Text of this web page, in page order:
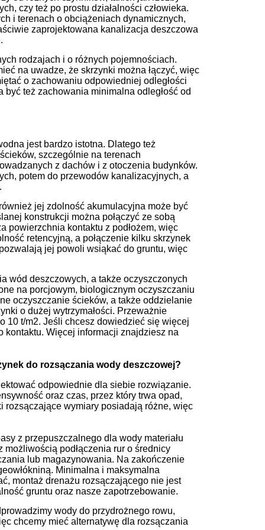
czy też po prostu działalności człowieka.
i terenach o obciążeniach dynamicznych,
zaprojektowana kanalizacja deszczowa
rodzajach i o różnych pojemnościach.
na uwadze, że skrzynki można łączyć, więc
o zachowaniu odpowiedniej odległości
też zachowania minimalna odległość od
jest bardzo istotna. Dlatego też
szczególnie na terenach
z dachów i z otoczenia budynków.
potem do przewodów kanalizacyjnych, a
jej zdolność akumulacyjna może być
konstrukcji można połączyć ze sobą
powierzchnia kontaktu z podłożem, więc
retencyjną, a połączenie kilku skrzynek
jej powoli wsiąkać do gruntu, więc
wód deszczowych, a także oczyszczonych
na porcjowym, biologicznym oczyszczaniu
oczyszczanie ścieków, a także oddzielanie
o dużej wytrzymałości. Przeważnie
10 t/m2. Jeśli chcesz dowiedzieć się więcej
kontaktu. Więcej informacji znajdziesz na
do rozsączania wody deszczowej?
odpowiednie dla siebie rozwiązanie.
oraz czas, przez który trwa opad,
rozsączające wymiary posiadają różne, więc
z przepuszczalnego dla wody materiału
możliwością podłączenia rur o średnicy
lub magazynowania. Na zakończenie
Minimalna i maksymalna
montaż drenażu rozsączającego nie jest
gruntu oraz nasze zapotrzebowanie.
wody do przydrożnego rowu,
chcemy mieć alternatywę dla rozsączania